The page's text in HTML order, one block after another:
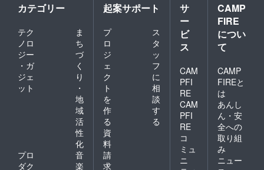
カテゴリー
テク
ノロ
ジー
・ガ
ジェ
ット
ま
ち
づ
く
り
・
地
域
活
性
化
プロ
ダク
音
楽
起案サポート
プ
ロ
ジ
ェ
ク
ト
を
作
る
ス
タ
ッ
フ
に
相
談
す
る
資
料
請
求
サ
ー
ビ
ス
CAM
PFI
RE
CAM
PFI
RE
コ
ミュ
ニ
CAMP
FIRE
につい
て
CAMP
FIREと
は
あんし
ん・安
全への
取り組
み
ニュー